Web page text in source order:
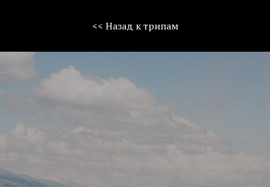
<< Назад к трипам